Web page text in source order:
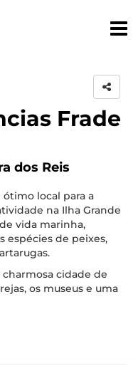
Frade
dos Reis
ótimo local para a
na Ilha Grande
vida marinha,
espécies de peixes,
cidade de
os museus e uma